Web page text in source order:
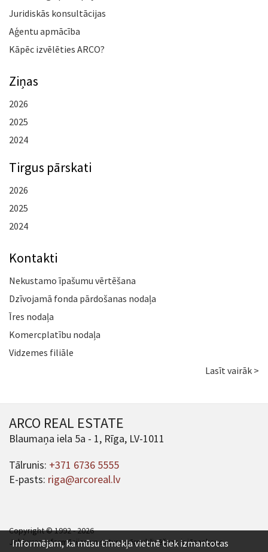
Juridiskās konsultācijas
Aģentu apmācība
Kāpēc izvēlēties ARCO?
Ziņas
2026
2025
2024
Tirgus pārskati
2026
2025
2024
Kontakti
Nekustamo īpašumu vērtēšana
Dzīvojamā fonda pārdošanas nodaļa
Īres nodaļa
Komercplatību nodaļa
Vidzemes filiāle
Lasīt vairāk >
ARCO REAL ESTATE
Blaumaņa iela 5a - 1, Rīga, LV-1011
Tālrunis: +371 6736 5555
E-pasts: riga@arcoreal.lv
Copyright © 1992 - 2026
Jebkuras informācijas un satura pārpublicēšana ir jāsaskaņo.
Informējam, ka mūsu tīmekļa vietnē tiek izmantotas